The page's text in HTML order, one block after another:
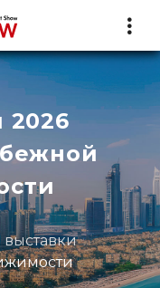
2026
выставки